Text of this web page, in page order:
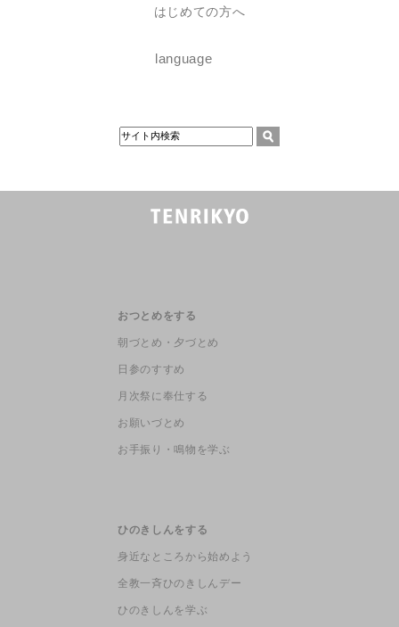
はじめての方へ
language
おつとめをする
朝づとめ・夕づとめ
日参のすすめ
月次祭に奉仕する
お願いづとめ
お手振り・鳴物を学ぶ
ひのきしんをする
身近なところから始めよう
全教一斉ひのきしんデー
ひのきしんを学ぶ